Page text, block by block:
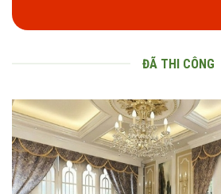
ĐÃ THI CÔNG